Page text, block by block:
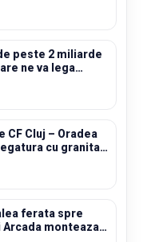
peste 2 miliarde
ne va lega
CF Cluj – Oradea
cu granita
ferata spre
Arcada monteaza